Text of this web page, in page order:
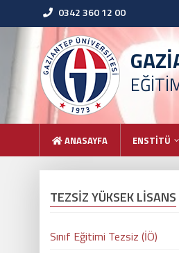
0342 360 12 00
ANASAYFA ENSTİTÜ
TEZSİZ YÜKSEK LİSANS
Sınıf Eğitimi Tezsiz (İÖ)